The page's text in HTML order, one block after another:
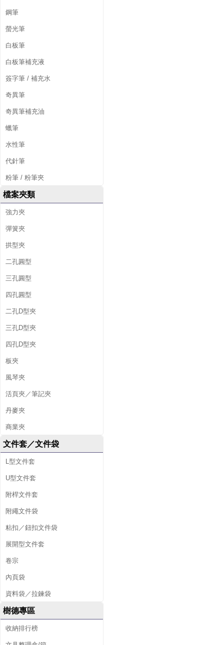
鋼筆
螢光筆
白板筆
白板筆補充液
簽字筆 / 補充水
奇異筆
奇異筆補充油
蠟筆
水性筆
代針筆
粉筆 / 粉筆夾
檔案夾類
強力夾
彈簧夾
拱型夾
二孔圓型
三孔圓型
四孔圓型
二孔D型夾
三孔D型夾
四孔D型夾
板夾
風琴夾
活頁夾／筆記夾
丹麥夾
商業夾
文件套／文件袋
L型文件套
U型文件套
附桿文件套
附繩文件袋
粘扣／鈕扣文件袋
展開型文件套
卷宗
內頁袋
資料袋／拉鍊袋
樹德專區
收納排行榜